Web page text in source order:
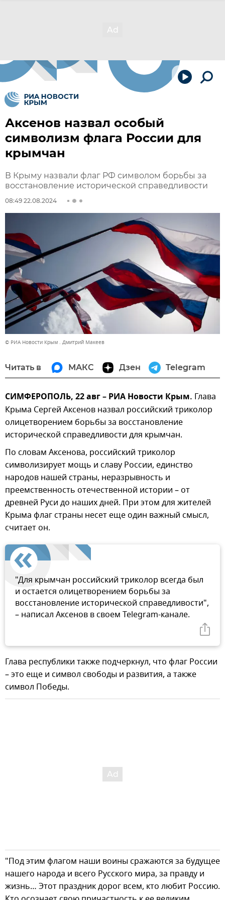
Аксенов назвал особый
символизм флага России для
крымчан
В Крыму назвали флаг РФ символом борьбы за
восстановление исторической справедливости
08:49 22.08.2024
© РИА Новости Крым . Дмитрий Макеев
Читать в МАКС Дзен Telegram
СИМФЕРОПОЛЬ, 22 авг – РИА Новости Крым. Глава
Крыма Сергей Аксенов назвал российский триколор
олицетворением борьбы за восстановление
исторической справедливости для крымчан.
По словам Аксенова, российский триколор
символизирует мощь и славу России, единство
народов нашей страны, неразрывность и
преемственность отечественной истории – от
древней Руси до наших дней. При этом для жителей
Крыма флаг страны несет еще один важный смысл,
считает он.
"Для крымчан российский триколор всегда был
и остается олицетворением борьбы за
восстановление исторической справедливости",
– написал Аксенов в своем Telegram-канале.
Глава республики также подчеркнул, что флаг России
– это еще и символ свободы и развития, а также
символ Победы.
"Под этим флагом наши воины сражаются за будущее
нашего народа и всего Русского мира, за правду и
жизнь… Этот праздник дорог всем, кто любит Россию.